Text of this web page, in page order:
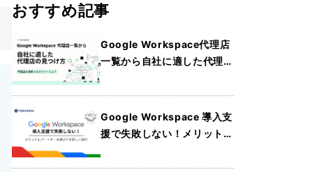
おすすめ記事
Google Workspace代理店
一覧から自社に適した代理店
く紹介
Google Workspace 導入支
援で失敗しない！メリットと
紹介